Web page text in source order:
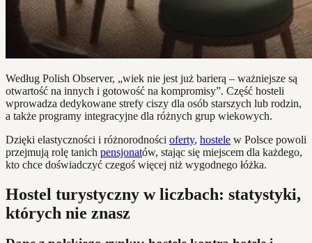
Według Polish Observer, „wiek nie jest już barierą – ważniejsze są
otwartość na innych i gotowość na kompromisy”. Część hosteli
wprowadza dedykowane strefy ciszy dla osób starszych lub rodzin,
a także programy integracyjne dla różnych grup wiekowych.
Dzięki elastyczności i różnorodności oferty, hostele w Polsce powoli
przejmują rolę tanich pensjonatów, stając się miejscem dla każdego,
kto chce doświadczyć czegoś więcej niż wygodnego łóżka.
Hostel turystyczny w liczbach: statystyki,
których nie znasz